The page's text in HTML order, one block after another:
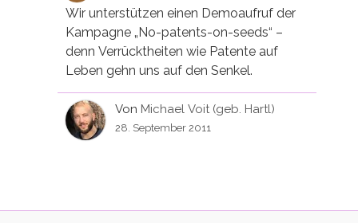
Wir unterstützen einen Demoaufruf der
Kampagne „No-patents-on-seeds“ –
denn Verrücktheiten wie Patente auf
Leben gehn uns auf den Senkel.
Von Michael Voit (geb. Hartl)
28. September 2011